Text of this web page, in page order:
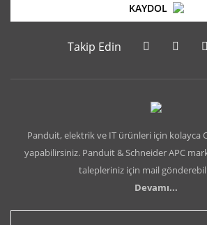
KAYDOL
Takip Edin
Panduit, elektrik ve IT ürünleri için kolayca
yapabilirsiniz. Panduit & Schneider APC
talepleriniz için mail
Devamı...